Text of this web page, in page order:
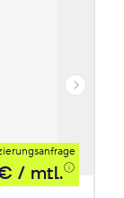
/ mtl.